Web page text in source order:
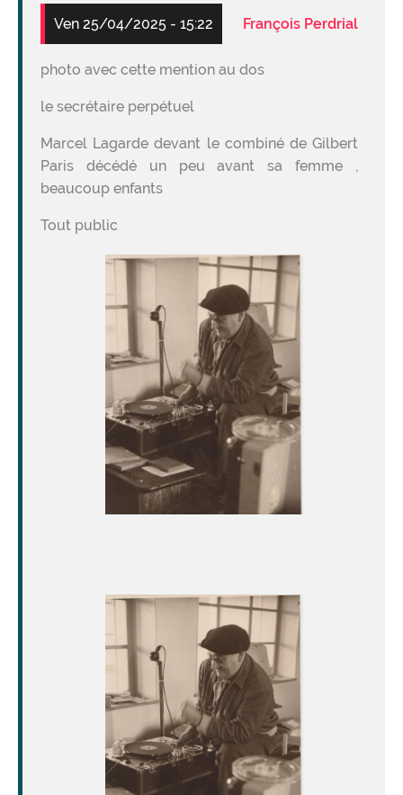
Ven 25/04/2025 - 15:22 François Perdrial
photo avec cette mention au dos
le secrétaire perpétuel
Marcel Lagarde devant le combiné de Gilbert
Paris décédé un peu avant sa femme ,
beaucoup enfants
Tout public
Image